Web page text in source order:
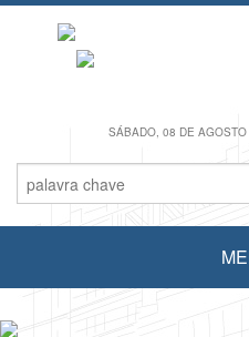
SÁBADO, 08 DE